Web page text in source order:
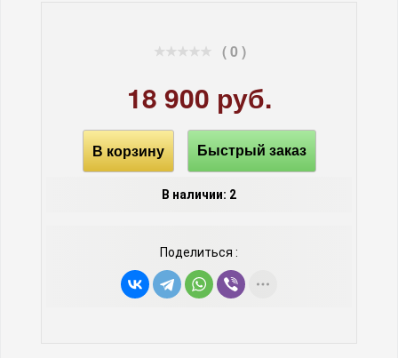
( 0 )
18 900 руб.
В корзину Быстрый заказ
В наличии: 2
Поделиться :